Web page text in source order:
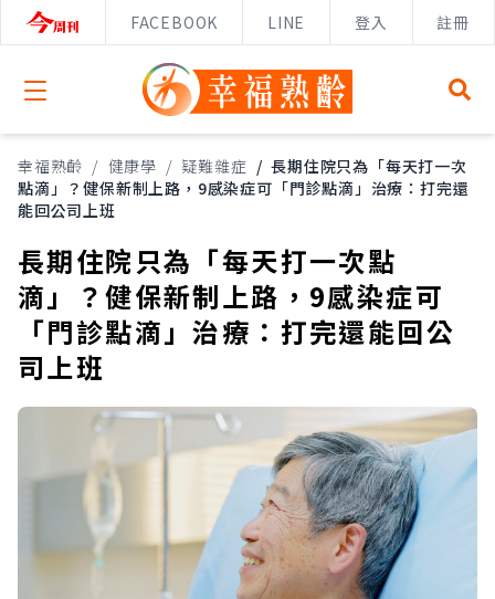
FACEBOOK LINE 登入 註冊
Open menu
幸福熟齡 / 健康學 / 疑難雜症 / 長期住院只為「每天打一次
點滴」？健保新制上路，9感染症可「門診點滴」治療：打完還
能回公司上班
長期住院只為「每天打一次點
滴」？健保新制上路，9感染症可
「門診點滴」治療：打完還能回公
司上班